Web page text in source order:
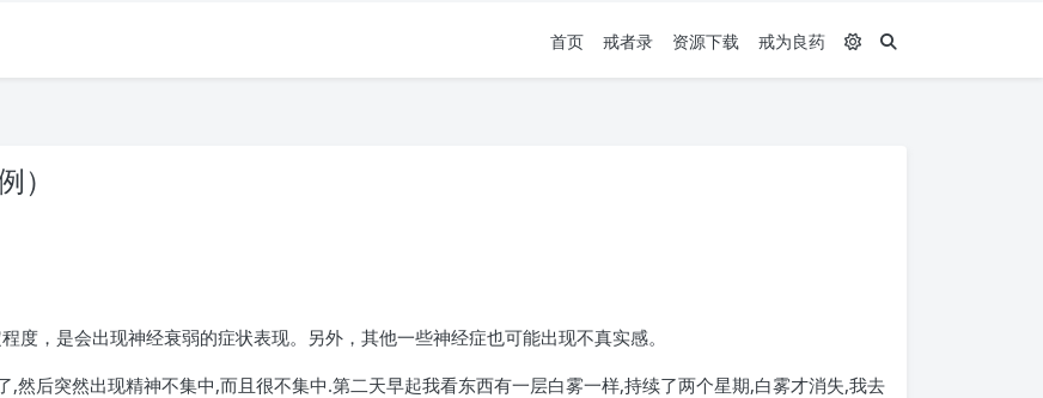
首页 戒者录 资源下载 戒为良药
）
度，是会出现神经衰弱的症状表现。另外，其他一些神经症也可能出现不真实感。
然后突然出现精神不集中,而且很不集中.第二天早起我看东西有一层白雾一样,持续了两个星期,白雾才消失,我去